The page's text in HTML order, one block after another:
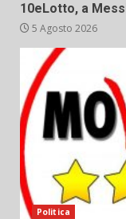
10eLotto, a
5 Agosto 2026
Politica